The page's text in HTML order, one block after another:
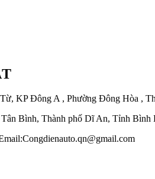
KP Đông A , Phường Đông Hòa ,
Bình, Thành phố Dĩ An, Tỉnh Bình